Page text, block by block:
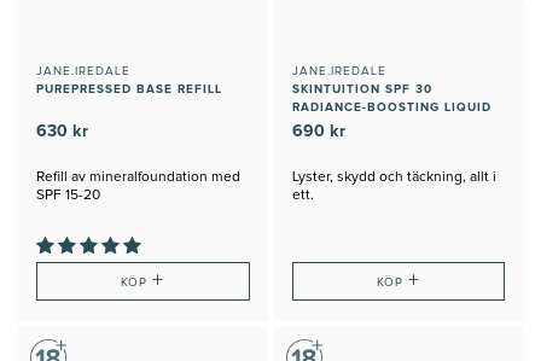
JANE.IREDALE
PUREPRESSED BASE REFILL
630 kr
Refill av mineralfoundation med
SPF 15-20
KÖP+
JANE.IREDALE
SKINTUITION SPF 30
RADIANCE-BOOSTING LIQUID
FOUNDATION
690 kr
Lyster, skydd och täckning, allt i
ett.
KÖP +